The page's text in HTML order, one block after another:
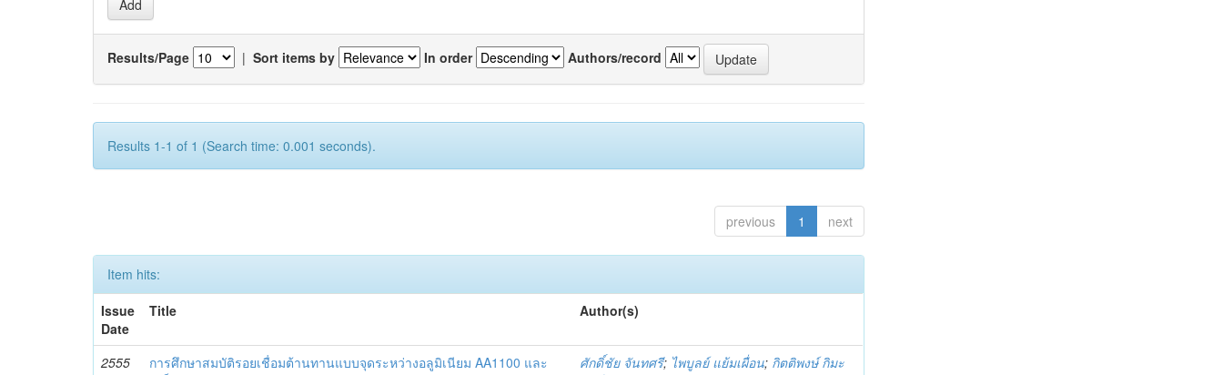
Results/Page | Sort items by In order Authors/record
Results 1-1 of 1 (Search time: 0.001 seconds).
previous 1 next
Item hits:
Issue
Date
Title Author(s)
2555
การศึกษาสมบัติรอยเชื่อมต้านทานแบบจุดระหว่างอลูมิเนียม AA1100 และ
ศักดิ์ชัย จันทศรี; ไพบูลย์ แย้มเผื่อน; กิตติพงษ์ กิมะ